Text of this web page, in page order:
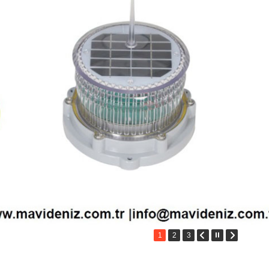
1 2 3